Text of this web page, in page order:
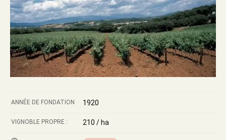
ANNÉE DE FONDATION 1920
VIGNOBLE PROPRE : 210 / ha